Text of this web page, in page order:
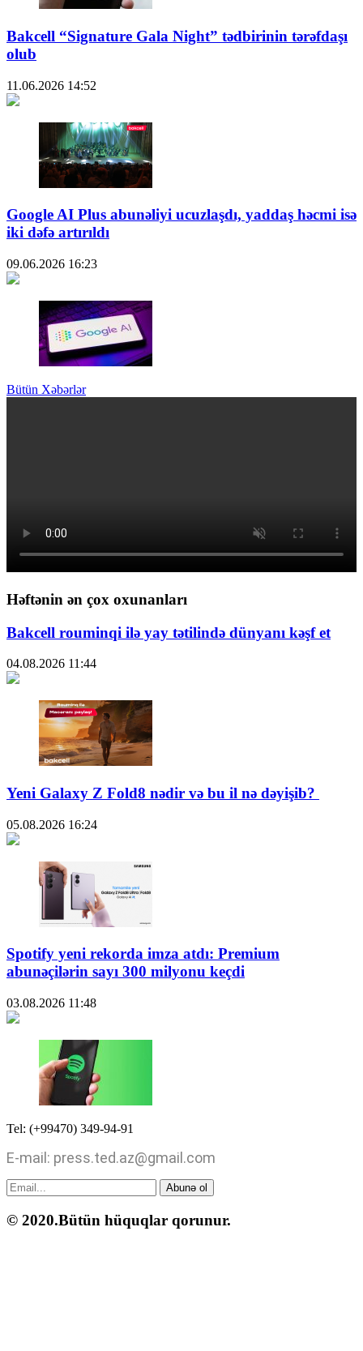
Bakcell “Signature Gala Night” tədbirinin tərəfdaşı
olub
11.06.2026 14:52
Google AI Plus abunəliyi ucuzlaşdı, yaddaş həcmi isə
iki dəfə artırıldı
09.06.2026 16:23
Bütün Xəbərlər
Həftənin ən çox oxunanları
Bakcell rouminqi ilə yay tətilində dünyanı kəşf et
04.08.2026 11:44
Yeni Galaxy Z Fold8 nədir və bu il nə dəyişib?
05.08.2026 16:24
Spotify yeni rekorda imza atdı: Premium
abunəçilərin sayı 300 milyonu keçdi
03.08.2026 11:48
Tel: (+99470) 349-94-91
E-mail: press.ted.az@gmail.com
Abunə ol
© 2020.Bütün hüquqlar qorunur.